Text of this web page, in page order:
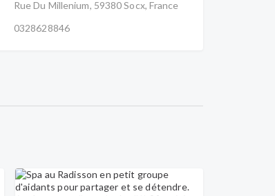
Rue Du Millenium, 59380 Socx, France
0328628846